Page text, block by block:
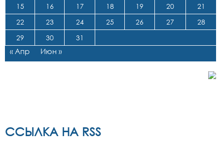
15
16 17 18 19 20
21
22
23 24 25 26 27
28
29
30 31
« Апр Июн »
ССЫЛКА НА RSS